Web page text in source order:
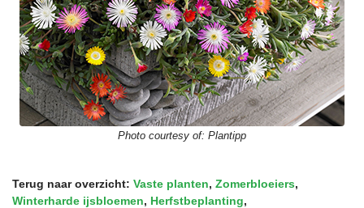
Photo courtesy of: Plantipp
Terug naar overzicht: Vaste planten, Zomerbloeiers,
Winterharde ijsbloemen, Herfstbeplanting,